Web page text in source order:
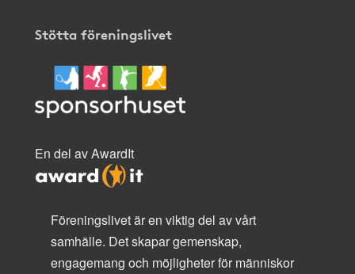
Stötta föreningslivet
En del av AwardIt
Föreningslivet är en viktig del av vårt
samhälle. Det skapar gemenskap,
engagemang och möjligheter för människor